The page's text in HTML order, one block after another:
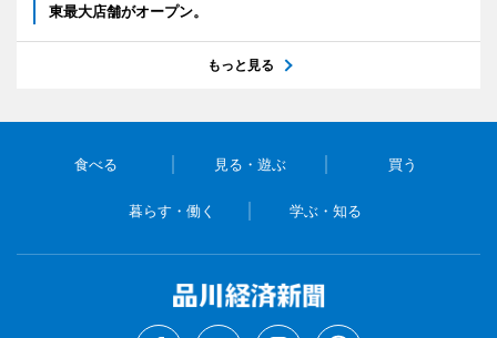
東最大店舗がオープン。
もっと見る
食べる 見る・遊ぶ 買う
暮らす・働く 学ぶ・知る